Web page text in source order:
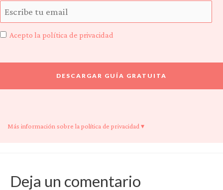
Acepto la política de privacidad
Más información sobre la política de privacidad ▾
Deja un comentario